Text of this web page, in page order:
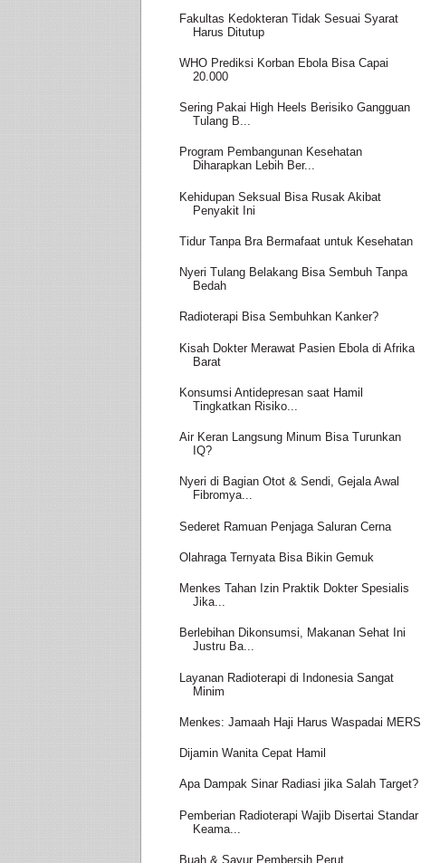
Fakultas Kedokteran Tidak Sesuai Syarat
Harus Ditutup
WHO Prediksi Korban Ebola Bisa Capai
20.000
Sering Pakai High Heels Berisiko Gangguan
Tulang B...
Program Pembangunan Kesehatan
Diharapkan Lebih Ber...
Kehidupan Seksual Bisa Rusak Akibat
Penyakit Ini
Tidur Tanpa Bra Bermafaat untuk Kesehatan
Nyeri Tulang Belakang Bisa Sembuh Tanpa
Bedah
Radioterapi Bisa Sembuhkan Kanker?
Kisah Dokter Merawat Pasien Ebola di Afrika
Barat
Konsumsi Antidepresan saat Hamil
Tingkatkan Risiko...
Air Keran Langsung Minum Bisa Turunkan
IQ?
Nyeri di Bagian Otot & Sendi, Gejala Awal
Fibromya...
Sederet Ramuan Penjaga Saluran Cerna
Olahraga Ternyata Bisa Bikin Gemuk
Menkes Tahan Izin Praktik Dokter Spesialis
Jika...
Berlebihan Dikonsumsi, Makanan Sehat Ini
Justru Ba...
Layanan Radioterapi di Indonesia Sangat
Minim
Menkes: Jamaah Haji Harus Waspadai MERS
Dijamin Wanita Cepat Hamil
Apa Dampak Sinar Radiasi jika Salah Target?
Pemberian Radioterapi Wajib Disertai Standar
Keama...
Buah & Sayur Pembersih Perut